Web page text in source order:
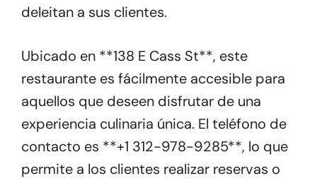
deleitan a sus clientes.
Ubicado en **138 E Cass St**, este
restaurante es fácilmente accesible para
aquellos que deseen disfrutar de una
experiencia culinaria única. El teléfono de
contacto es **+1 312-978-9285**, lo que
permite a los clientes realizar reservas o